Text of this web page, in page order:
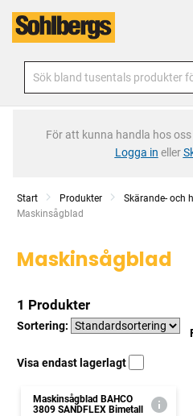
För att kunna handla hos
Logga in eller
Start Produkter
Skärande- och
Current:
Maskinsågblad
Maskinsågblad
1 Produkter
Sortering:
Visa endast lagerlagt
Maskinsågblad BAHCO
3809 SANDFLEX Bimetall